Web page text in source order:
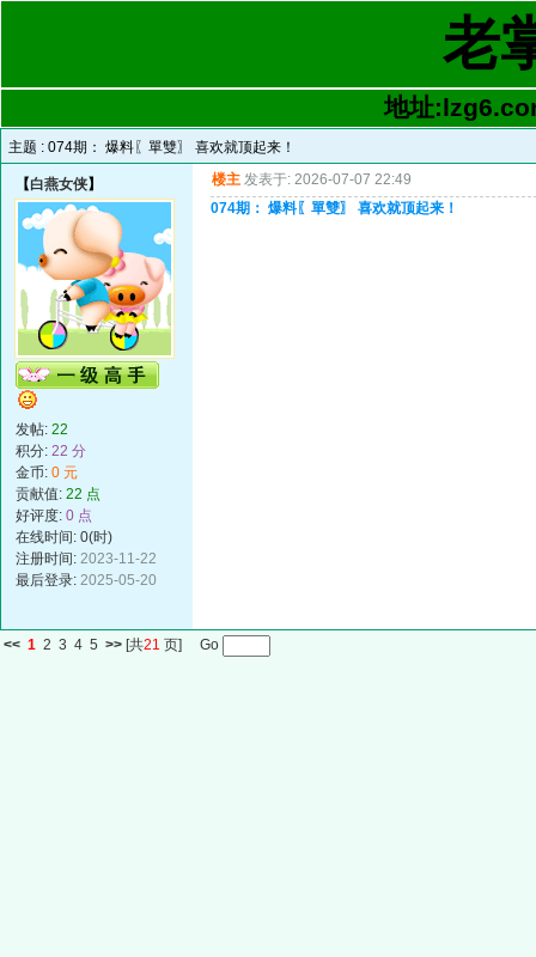
老
地址
主题 : 074期： 爆料〖單雙〗 喜欢就顶起来！
【白燕女侠】
发帖: 22
积分: 22 分
金币: 0 元
贡献值: 22 点
好评度: 0 点
在线时间: 0(时)
注册时间: 2023-11-22
最后登录: 2025-05-20
楼主 发表于: 2026-07-07 22:49
074期： 爆料〖單雙〗 喜欢就顶起来！
<< 1 2 3 4 5 >> [共21 页] Go